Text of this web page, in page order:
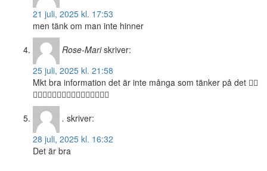
21 juli, 2025 kl. 17:53
men tänk om man inte hinner
Rose-Mari skriver:
25 juli, 2025 kl. 21:58
Mkt bra information det är inte många som tänker på det 👍🏻
👍🏻👍🏻👍🏻👍🏻💙💙💙💙💜💜💜💙
. skriver:
28 juli, 2025 kl. 16:32
Det är bra